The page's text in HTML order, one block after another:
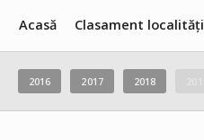
Acasă Clasament localități
2016 2017 2018